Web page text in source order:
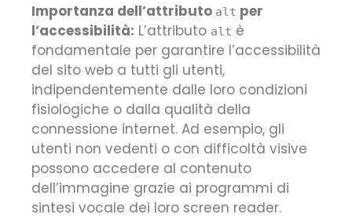
Importanza dell’attributo alt per
l’accessibilità: L’attributo alt è
fondamentale per garantire l’accessibilità
del sito web a tutti gli utenti,
indipendentemente dalle loro condizioni
fisiologiche o dalla qualità della
connessione internet. Ad esempio, gli
utenti non vedenti o con difficoltà visive
possono accedere al contenuto
dell’immagine grazie ai programmi di
sintesi vocale dei loro screen reader.